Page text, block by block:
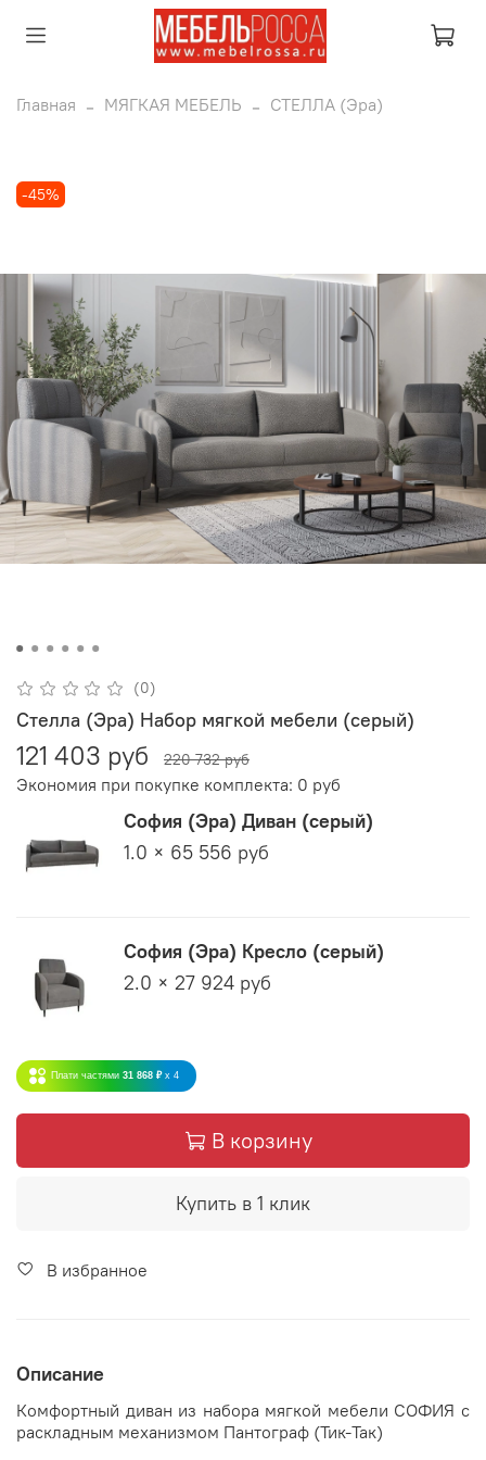
Главная МЯГКАЯ МЕБЕЛЬ СТЕЛЛА (Эра)
-45%
(0)
Стелла (Эра) Набор мягкой мебели (серый)
121 403 руб 220 732 руб
Экономия при покупке комплекта: 0 руб
София (Эра) Диван (серый)
1.0 × 65 556 руб
София (Эра) Кресло (серый)
2.0 × 27 924 руб
Плати частями 31 868 ₽ x 4
В корзину
Купить в 1 клик
В избранное
Описание
Комфортный диван из набора мягкой мебели СОФИЯ с
раскладным механизмом Пантограф (Тик-Так)